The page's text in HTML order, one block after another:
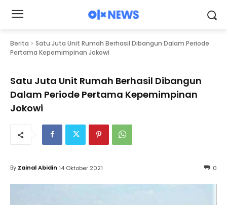
Berita
Satu Juta Unit Rumah Berhasil Dibangun Dalam Periode
Pertama Kepemimpinan Jokowi
Satu Juta Unit Rumah Berhasil Dibangun
Dalam Periode Pertama Kepemimpinan
Jokowi
0
By Zainal Abidin 14 Oktober 2021